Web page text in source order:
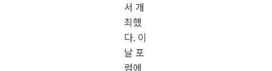
서 개
최했
다. 이
날 포
럼에